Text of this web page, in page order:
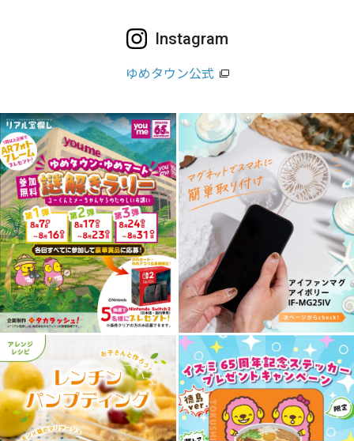
Instagram
ゆめタウン公式